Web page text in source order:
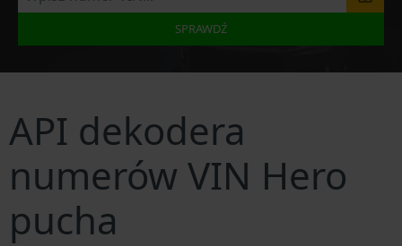
SPRAWDŹ
API dekodera
numerów VIN Hero
pucha